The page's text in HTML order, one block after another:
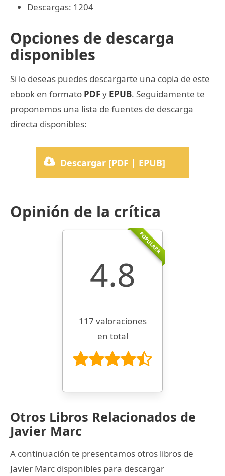
Descargas: 1204
Opciones de descarga
disponibles
Si lo deseas puedes descargarte una copia de este
ebook en formato PDFy EPUB. Seguidamente te
proponemos una lista de fuentes de descarga
directa disponibles:
Descargar [PDF | EPUB]
Opinión de la crítica
POPULARR
4.8
117 valoraciones
en total
Otros Libros Relacionados de
Javier Marc
A continuación te presentamos otros libros de
Javier Marc disponibles para descargar